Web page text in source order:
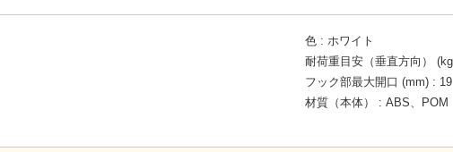
色
ホワイト
耐荷重目安（垂直方向）
フック部最大開口 (mm)
19
材質（本体）
ABS、POM